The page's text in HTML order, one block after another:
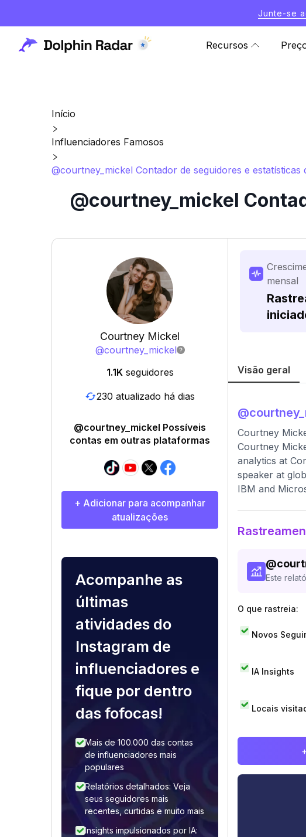
Junte-se
Recursos
Início
Influenciadores Famosos
@courtney_mickel Contador de seguidores e estatísticas
@courtney_mickel
Courtney Mickel
@courtney_mickel
1.1K seguidores
230 atualizado há dias
@courtney_mickel Possíveis
contas em outras plataformas
+ Adicionar para acompanhar
atualizações
Acompanhe as
últimas
atividades do
Instagram de
influenciadores e
fique por dentro
das fofocas!
Mais de 100.000 das contas
de influenciadores mais
populares
Relatórios detalhados: Veja
seus seguidores mais
recentes, curtidas e muito mais
Insights impulsionados por IA:
mensal
Visão geral
@
Courtney
Courtney
analytics at
speaker at
IBM and
@
Este
O que rastreia:
Novos
IA Insights
Locais